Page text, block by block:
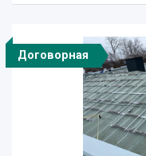
Договорная